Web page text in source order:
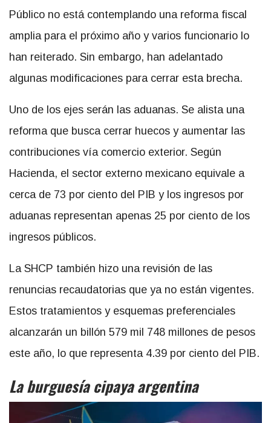
Público no está contemplando una reforma fiscal
amplia para el próximo año y varios funcionario lo
han reiterado. Sin embargo, han adelantado
algunas modificaciones para cerrar esta brecha.
Uno de los ejes serán las aduanas. Se alista una
reforma que busca cerrar huecos y aumentar las
contribuciones vía comercio exterior. Según
Hacienda, el sector externo mexicano equivale a
cerca de 73 por ciento del PIB y los ingresos por
aduanas representan apenas 25 por ciento de los
ingresos públicos.
La SHCP también hizo una revisión de las
renuncias recaudatorias que ya no están vigentes.
Estos tratamientos y esquemas preferenciales
alcanzarán un billón 579 mil 748 millones de pesos
este año, lo que representa 4.39 por ciento del PIB.
La burguesía cipaya argentina